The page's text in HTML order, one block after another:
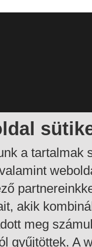
a tartalmak
akik
meg
gyűjtöttek. A